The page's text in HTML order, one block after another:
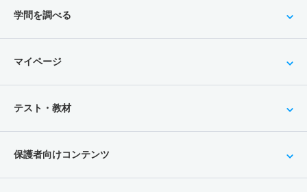
学問を調べる
マイページ
テスト・教材
保護者向けコンテンツ